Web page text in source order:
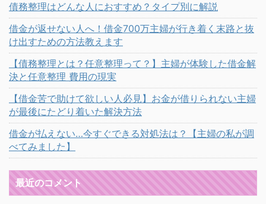
債務整理はどんな人におすすめ？タイプ別に解説
借金が返せない人へ！借金700万主婦が行き着く末路と抜
け出すための方法教えます
【債務整理とは？任意整理って？】主婦が体験した借金解
決と任意整理 費用の現実
【借金苦で助けて欲しい人必見】お金が借りられない主婦
が最後にたどり着いた解決方法
借金が払えない…今すぐできる対処法は？【主婦の私が調
べてみました】
最近のコメント